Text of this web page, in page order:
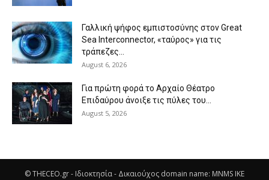
Γαλλική ψήφος εμπιστοσύνης στον Great
Sea Interconnector, «ταύρος» για τις
τράπεζες...
August 6, 2026
Για πρώτη φορά το Αρχαίο Θέατρο
Επιδαύρου άνοιξε τις πύλες του...
August 5, 2026
© THECEO.gr - Ιδιοκτησία - Δικαιούχος domain name: MNMS IKE